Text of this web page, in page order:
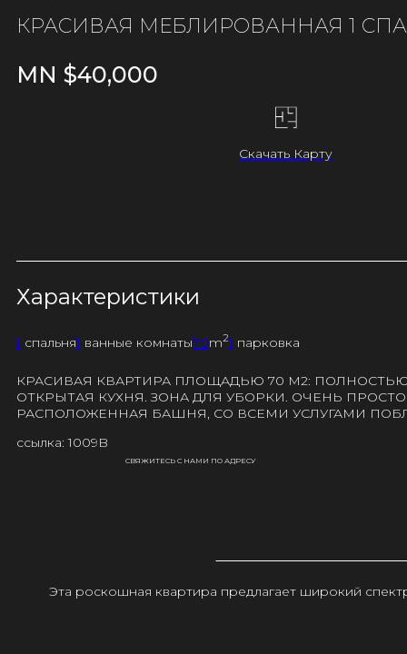
КРАСИВАЯ МЕБЛИРОВАННАЯ 1
MN $40,000
Скачать Карту
Характеристики
1 спальня1 ванные комнаты70m21 парковка
КРАСИВАЯ КВАРТИРА ПЛОЩАДЬЮ 70 М2:
ОТКРЫТАЯ КУХНЯ. ЗОНА ДЛЯ УБОРКИ. ОЧЕНЬ
РАСПОЛОЖЕННАЯ БАШНЯ, СО ВСЕМИ УСЛУГАМИ
ссылка: 1009B
СВЯЖИТЕСЬ С НАМИ ПО АДРЕСУ
Эта роскошная квартира предлагает широкий